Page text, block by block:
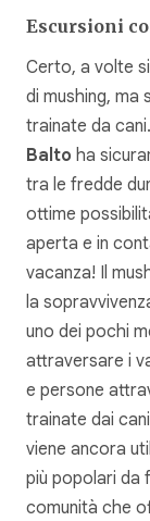
Escursioni
Certo, a volte
di mushing, ma
trainate da
Balto ha
tra le fredde
ottime
aperta e in
vacanza! Il
la
uno dei pochi
attraversare i
e persone
trainate dai
viene ancora
più popolari da
comunità che